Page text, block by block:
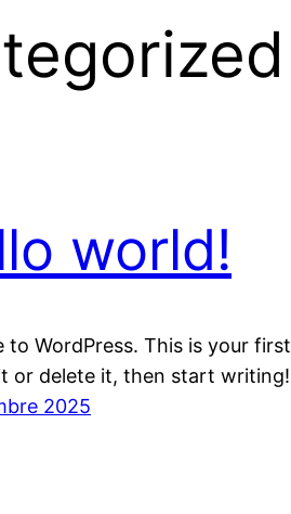
world!
to WordPress. This is your first
or delete it, then start writing!
2025